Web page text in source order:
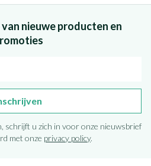
nieuwe producten en
schrijft u zich in voor onze nieuwsbrief
met onze privacy policy.